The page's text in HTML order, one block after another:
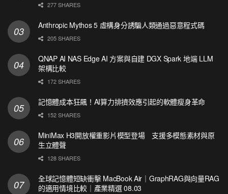
277 SHARES
Anthropic Mythos 5 虛構身分誘騙人類通過惡意程式碼
205 SHARES
QNAP AI NAS Edge AI 方案與自建 DGX Spark 地端 LLM
架構比較
172 SHARES
記憶體成本狂飆！AI算力排擠效應引起的軟體瘦身革命
152 SHARES
MiniMax H3開放權重影片模型登場 支援多模態素材與原
生立體聲
128 SHARES
全球記憶體短缺衝擊 MacBook Air｜GraphRAG與向量RAG
的適用情境比較｜產業精選 08.03